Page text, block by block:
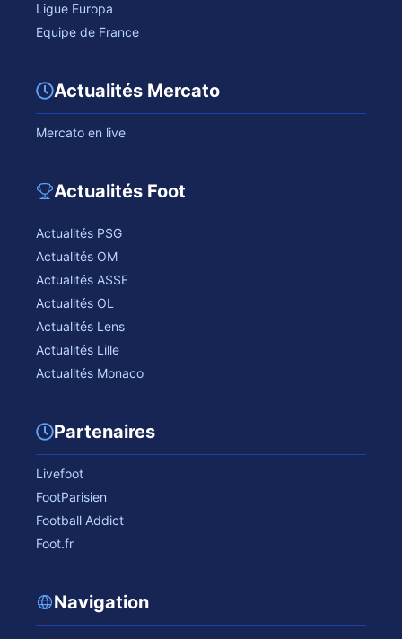
Ligue Europa
Equipe de France
Actualités Mercato
Mercato en live
Actualités Foot
Actualités PSG
Actualités OM
Actualités ASSE
Actualités OL
Actualités Lens
Actualités Lille
Actualités Monaco
Partenaires
Livefoot
FootParisien
Football Addict
Foot.fr
Navigation